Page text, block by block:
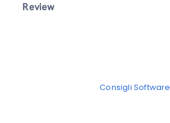
Review
Consigli Software